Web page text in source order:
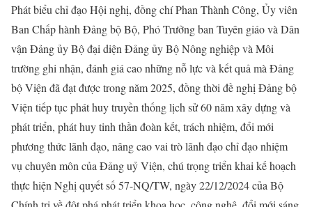
Phát biểu chỉ đạo Hội nghị, đồng chí Phan Thành Công, Ủy viên
Ban Chấp hành Đảng bộ Bộ, Phó Trưởng ban Tuyên giáo và Dân
vận Đảng ủy Bộ đại diện Đảng ủy Bộ Nông nghiệp và Môi
trường ghi nhận, đánh giá cao những nỗ lực và kết quả mà Đảng
bộ Viện đã đạt được trong năm 2025, đồng thời đề nghị Đảng bộ
Viện tiếp tục phát huy truyền thống lịch sử 60 năm xây dựng và
phát triển, phát huy tinh thần đoàn kết, trách nhiệm, đổi mới
phương thức lãnh đạo, nâng cao vai trò lãnh đạo chỉ đạo nhiệm
vụ chuyên môn của Đảng uỷ Viện, chú trọng triển khai kế hoạch
thực hiện Nghị quyết số 57-NQ/TW, ngày 22/12/2024 của Bộ